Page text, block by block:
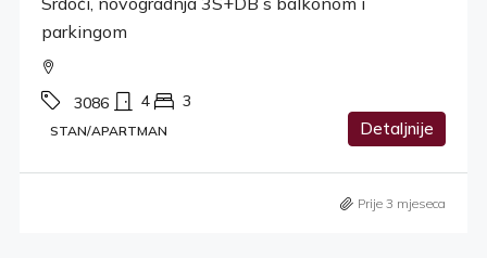
parkingom
3086 4 3
STAN/APARTMAN Detaljnije
Prije 3 mjeseca